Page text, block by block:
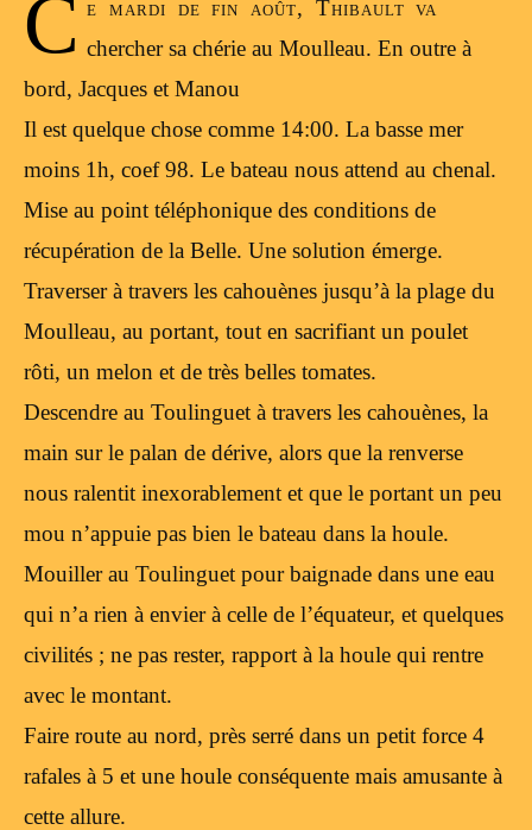
C e mardi de fin août, Thibault va
chercher sa chérie au Moulleau. En outre à
bord, Jacques et Manou
Il est quelque chose comme 14:00. La basse mer
moins 1h, coef 98. Le bateau nous attend au chenal.
Mise au point téléphonique des conditions de
récupération de la Belle. Une solution émerge.
Traverser à travers les cahouènes jusqu’à la plage du
Moulleau, au portant, tout en sacrifiant un poulet
rôti, un melon et de très belles tomates.
Descendre au Toulinguet à travers les cahouènes, la
main sur le palan de dérive, alors que la renverse
nous ralentit inexorablement et que le portant un peu
mou n’appuie pas bien le bateau dans la houle.
Mouiller au Toulinguet pour baignade dans une eau
qui n’a rien à envier à celle de l’équateur, et quelques
civilités ; ne pas rester, rapport à la houle qui rentre
avec le montant.
Faire route au nord, près serré dans un petit force 4
rafales à 5 et une houle conséquente mais amusante à
cette allure.